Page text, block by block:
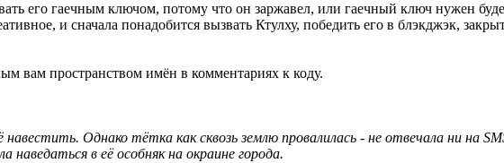
его гаечным ключом, потому что он заржавел, или гаечный ключ нужен
и сначала понадобится вызвать Ктулху, победить его в блэкджэк,
вам пространством имён в комментариях к коду.
Однако тётка как сквозь землю провалилась - не отвечала ни на
в её особняк на окраине города.